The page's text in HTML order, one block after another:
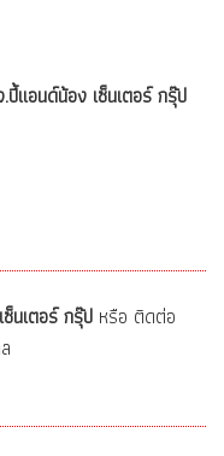
อนด์น้อง เซ็นเตอร์ กรุ๊ป
นเตอร์ กรุ๊ป หรือ ติดต่อ